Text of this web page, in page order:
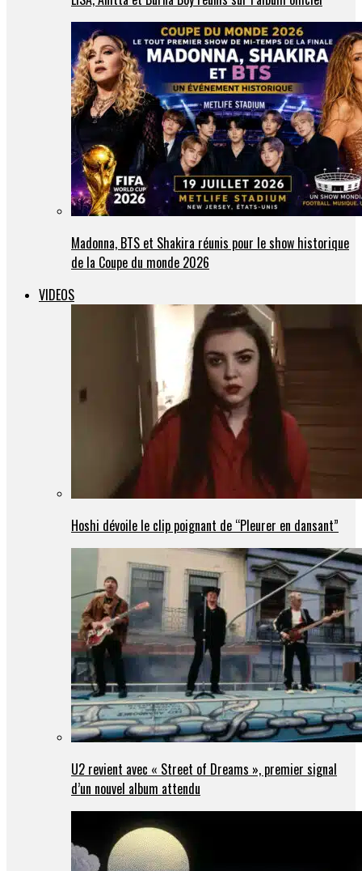
Madonna, BTS et Shakira réunis pour le show historique
de la Coupe du monde 2026
VIDEOS
Hoshi dévoile le clip poignant de “Pleurer en dansant”
U2 revient avec « Street of Dreams », premier signal
d’un nouvel album attendu